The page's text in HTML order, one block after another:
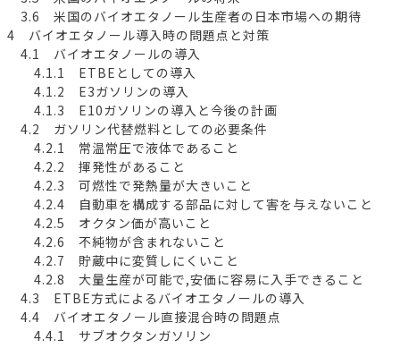
3.6 米国のバイオエタノール生産者の日本市場への期待
4 バイオエタノール導入時の問題点と対策
4.1 バイオエタノールの導入
4.1.1 ETBEとしての導入
4.1.2 E3ガソリンの導入
4.1.3 E10ガソリンの導入と今後の計画
4.2 ガソリン代替燃料としての必要条件
4.2.1 常温常圧で液体であること
4.2.2 揮発性があること
4.2.3 可燃性で発熱量が大きいこと
4.2.4 自動車を構成する部品に対して害を与えないこと
4.2.5 オクタン価が高いこと
4.2.6 不純物が含まれないこと
4.2.7 貯蔵中に変質しにくいこと
4.2.8 大量生産が可能で,安価に容易に入手できること
4.3 ETBE方式によるバイオエタノールの導入
4.4 バイオエタノール直接混合時の問題点
4.4.1 サブオクタンガソリン